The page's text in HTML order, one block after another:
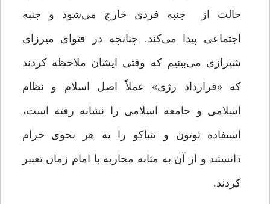
حالت از جنبه فردی خارج می‌شود و جنبه
اجتماعی پیدا می‌کند. چنانچه در فتوای میرزای
شیرازی می‌بینیم که وقتی ایشان ملاحظه کردند
که «قرارداد رژی» عملاً اصل اسلام و نظام
اسلامی و جامعه اسلامی را نشانه رفته است،
استفاده توتون و تنباکو را به هر نحوی حرام
دانستند و از آن به مثابه محاربه با امام زمان تعبیر
کردند.